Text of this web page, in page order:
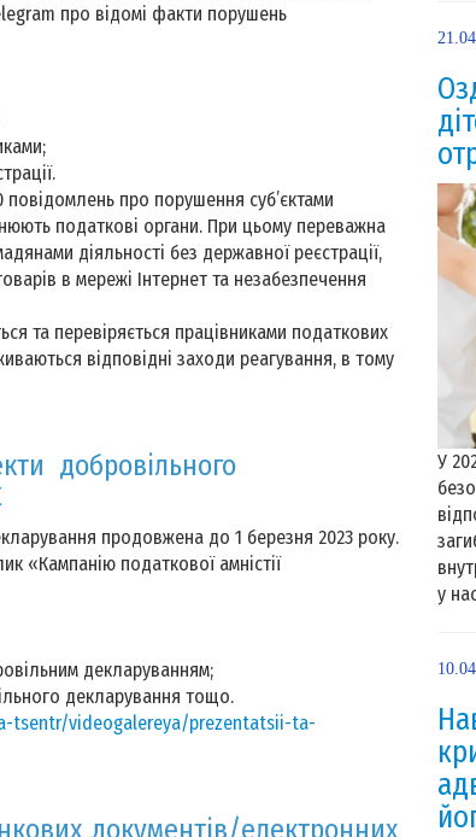
про відомі факти порушень
про порушення суб’єктами
податкові органи. При цьому переважна
діяльності без державної реєстрації,
в мережі Інтернет та незабезпечення
та перевіряється працівниками податкових
відповідні заходи реагування, в тому
добровільного
продовжена до 1 березня 2023 року.
«Кампанію податкової амністії
декларуванням;
декларування тощо.
tsentr/videogalereya/prezentatsii-ta-
документів/електронних
У
у